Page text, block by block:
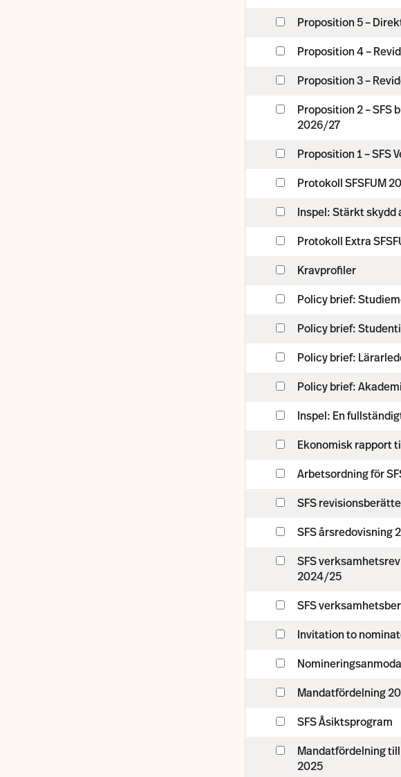
Proposition 5 –
Proposition 4 –
Proposition 3 –
Proposition 2 – SFS
2026/27
Proposition 1 – SFS
Protokoll SFSFUM
Inspel: Stärkt
Protokoll Extra
Kravprofiler
Policy brief:
Policy brief:
Policy brief:
Policy brief:
Inspel: En
Ekonomisk rapport
Arbetsordning för
SFS
SFS årsredovisning
SFS
2024/25
SFS
Invitation to
Mandatfördelning
SFS Åsiktsprogram
Mandatfördelning
2025